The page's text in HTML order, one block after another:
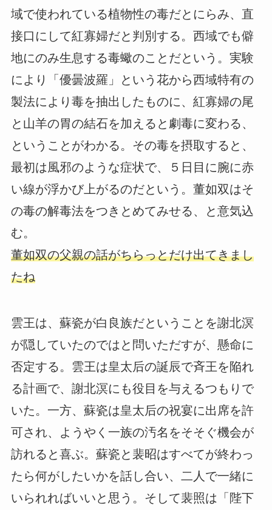
域で使われている植物性の毒だとにらみ、直
接口にして紅寡婦だと判別する。西域でも僻
地にのみ生息する毒蠍のことだという。実験
により「優曇波羅」という花から西域特有の
製法により毒を抽出したものに、紅寡婦の尾
と山羊の胃の結石を加えると劇毒に変わる、
ということがわかる。その毒を摂取すると、
最初は風邪のような症状で、５日目に腕に赤
い線が浮かび上がるのだという。董如双はそ
の毒の解毒法をつきとめてみせる、と意気込
む。
董如双の父親の話がちらっとだけ出てきまし
たね
雲王は、蘇瓷が白良族だということを謝北溟
が隠していたのではと問いただすが、懸命に
否定する。雲王は皇太后の誕辰で斉王を陥れ
る計画で、謝北溟にも役目を与えるつもりで
いた。一方、蘇瓷は皇太后の祝宴に出席を許
可され、ようやく一族の汚名をそそぐ機会が
訪れると喜ぶ。蘇瓷と裴昭はすべてが終わっ
たら何がしたいかを話し合い、二人で一緒に
いられればいいと思う。そして裴照は「陛下